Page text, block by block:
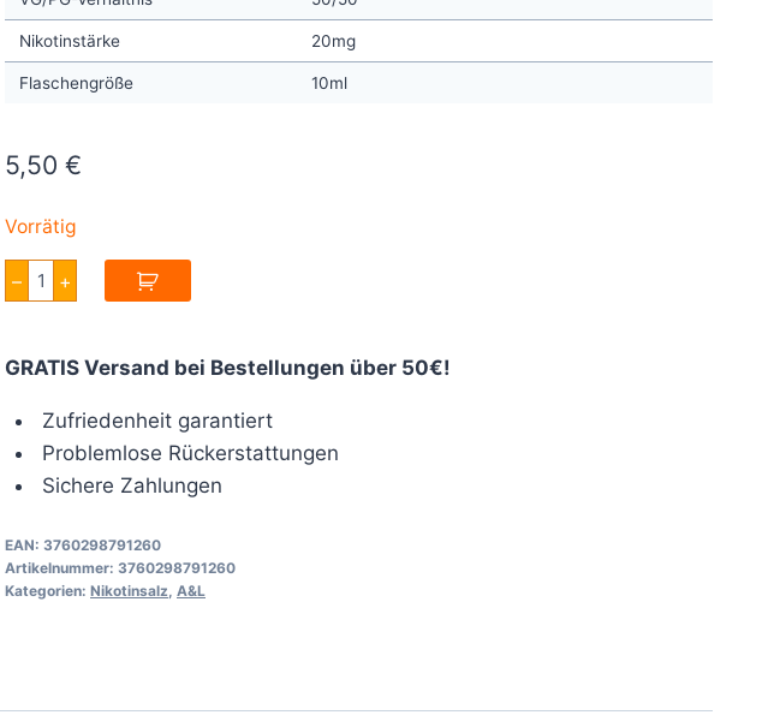
Nikotinstärke 20mg
Flaschengröße 10ml
5,50 €
Vorrätig
–
A&L
Ultimate
Ragnarok
+
GRATIS Versand bei Bestellungen über 50€!
Zufriedenheit garantiert
Problemlose Rückerstattungen
Sichere Zahlungen
EAN: 3760298791260
Artikelnummer: 3760298791260
Kategorien: Nikotinsalz A&L